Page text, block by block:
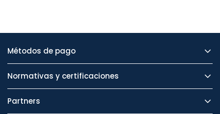
Métodos de pago
Normativas y certificaciones
Partners